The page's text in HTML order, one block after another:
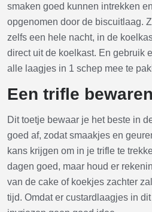
smaken goed kunnen intrekken
opgenomen door de biscuitlaag.
zelfs een hele nacht, in de
direct uit de koelkast. En gebruik
alle laagjes in 1 schep mee te
Een trifle bewaren
Dit toetje bewaar je het beste in
goed af, zodat smaakjes en
kans krijgen om in je trifle te
dagen goed, maar houd er
van de cake of koekjes zachter
tijd. Omdat er custardlaagjes in